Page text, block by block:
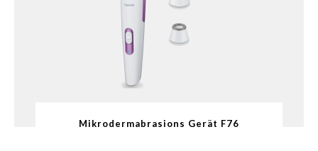
Mikrodermabrasions Gerät F76